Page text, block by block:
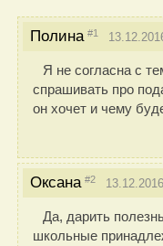
Полина #1
Я не согласна с
спрашивать про
он хочет и чему
Оксана #2
Да, дарить
школьные